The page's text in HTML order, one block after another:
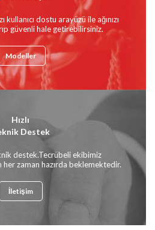
kullanıcı dostu arayüzü ile ağınızı
güvenli hale getirebilirsiniz.
Modeller
Hızlı
Destek
destek.Tecrübeli ekibimiz
her zaman hazırda beklemektedir.
İletişim